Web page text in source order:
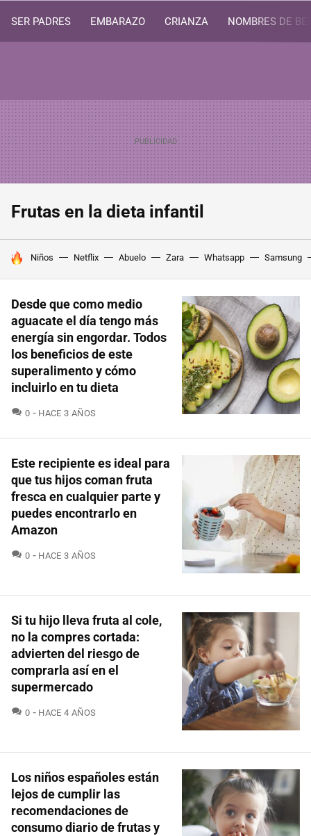
SER PADRES EMBARAZO CRIANZA NOMBRES DE
Frutas en la dieta infantil
HOY SE HABLA DE
Niños Netflix Abuelo Zara Whatsapp Samsung
Desde que como medio
aguacate el día tengo más
energía sin engordar. Todos
los beneficios de este
superalimento y cómo
incluirlo en tu dieta
0 COMENTARIOS
HACE 3 AÑOS
Este recipiente es ideal para
que tus hijos coman fruta
fresca en cualquier parte y
puedes encontrarlo en
Amazon
0 COMENTARIOS
HACE 3 AÑOS
Si tu hijo lleva fruta al cole,
no la compres cortada:
advierten del riesgo de
comprarla así en el
supermercado
0 COMENTARIOS
HACE 4 AÑOS
Los niños españoles están
lejos de cumplir las
recomendaciones de
consumo diario de frutas y